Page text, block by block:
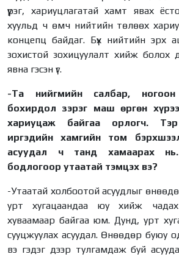
үүрэг, хариуцлагатай хамт явах
хуульд ч өмч нийтийн төлөөх
концепц байдаг. Бүх нийтийн эрх
зохистой зохицуулалт хийж болох
явна гэсэн үг.
-Та нийгмийн салбар,
бохирдол зэрэг маш өргөн
хариуцаж байгаа орлогч.
иргэдийн хамгийн том
асуудал ч танд хамаарах
бодлогоор утаатай тэмцэх вэ?
-Утаатай холбоотой асуудлыг
урт хугацаандаа юу хийж
хуваамаар байгаа юм. Дунд, урт
сууцжуулах асуудал. Өнөөдөр буюу
вэ гэдэг дээр тулгамдаж буй